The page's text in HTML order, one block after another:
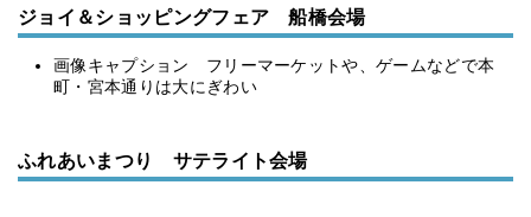
ジョイ＆ショッピングフェア 船橋会場
画像キャプション フリーマーケットや、ゲームなどで本
町・宮本通りは大にぎわい
ふれあいまつり サテライト会場